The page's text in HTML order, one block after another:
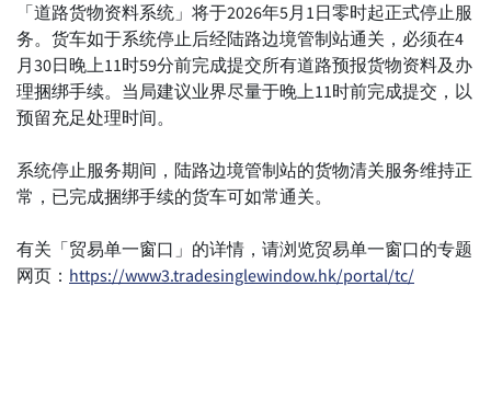
「道路货物资料系统」将于2026年5月1日零时起正式停止服
务。货车如于系统停止后经陆路边境管制站通关，必须在4
月30日晚上11时59分前完成提交所有道路预报货物资料及办
理捆绑手续。当局建议业界尽量于晚上11时前完成提交，以
预留充足处理时间。
系统停止服务期间，陆路边境管制站的货物清关服务维持正
常，已完成捆绑手续的货车可如常通关。
有关「贸易单一窗口」的详情，请浏览贸易单一窗口的专题
网页： https://www3.tradesinglewindow.hk/portal/tc/